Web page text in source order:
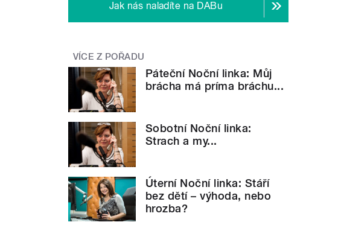
Jak nás naladíte na DABu
VÍCE Z POŘADU
Páteční Noční linka: Můj
brácha má príma bráchu...
Sobotní Noční linka:
Strach a my...
Úterní Noční linka: Stáří
bez dětí – výhoda, nebo
hrozba?